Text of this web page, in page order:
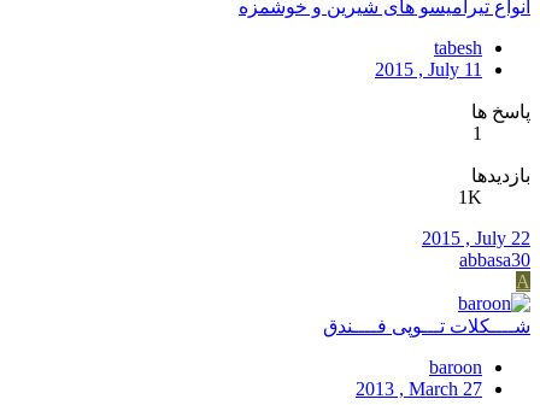
انواع تیرامیسو های شیرین و خوشمزه
tabesh
2015 , July 11
پاسخ ها
1
بازدیدها
1K
2015 , July 22
abbasa30
A
شــــکلات تـــوپی فــــندق
baroon
2013 , March 27